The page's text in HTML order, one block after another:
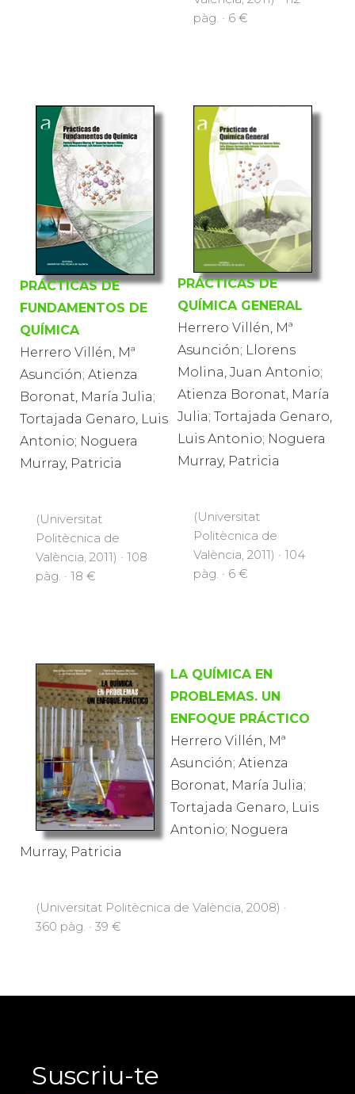
pàg. · 6 €
PRÁCTICAS DE
FUNDAMENTOS DE
QUÍMICA
Herrero Villén, Mª
Asunción; Atienza
Boronat, María Julia;
Tortajada Genaro, Luis
Antonio; Noguera
Murray, Patricia
(Universitat
Politècnica de
València, 2011) · 108
pàg. · 18 €
PRÁCTICAS DE
QUÍMICA GENERAL
Herrero Villén, Mª
Asunción; Llorens
Molina, Juan Antonio;
Atienza Boronat, María
Julia; Tortajada Genaro,
Luis Antonio; Noguera
Murray, Patricia
(Universitat
Politècnica de
València, 2011) · 104
pàg. · 6 €
LA QUÍMICA EN
PROBLEMAS. UN
ENFOQUE PRÁCTICO
Herrero Villén, Mª
Asunción; Atienza
Boronat, María Julia;
Tortajada Genaro, Luis
Antonio; Noguera
Murray, Patricia
(Universitat Politècnica de València, 2008) ·
360 pàg. · 39 €
Suscriu-te